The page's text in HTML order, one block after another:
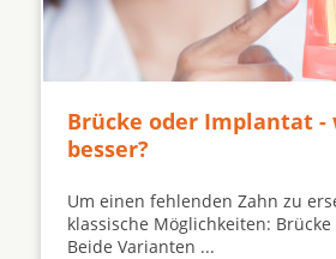
Brücke oder Implantat -
besser?
Um einen fehlenden Zahn zu
klassische Möglichkeiten:
Beide Varianten ...